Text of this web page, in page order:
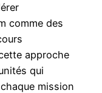
comme des
approche
qui
mission